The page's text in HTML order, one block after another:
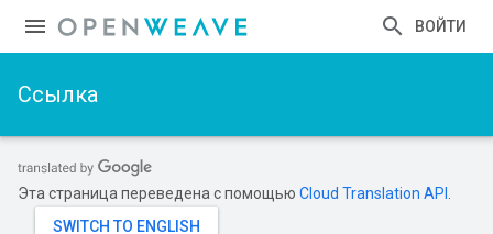
ВОЙТИ
Ссылка
Эта страница переведена с помощью Cloud Translation API